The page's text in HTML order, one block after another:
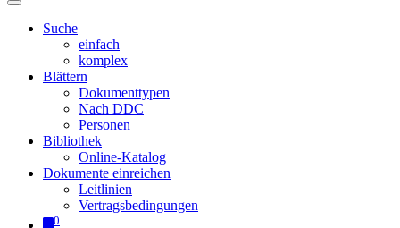
Suche
einfach
komplex
Blättern
Dokumenttypen
Nach DDC
Personen
Bibliothek
Online-Katalog
Dokumente einreichen
Leitlinien
Vertragsbedingungen
0